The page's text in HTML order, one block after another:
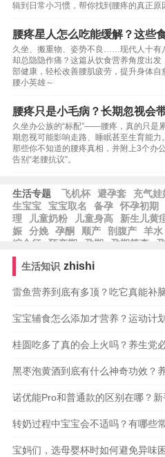
辑到日常小习惯，帮你找到腰疼的真正原
腰疼星人怎么吃能缓解？这些
久坐、搬重物、姿势不良……现代人十有
却总隐隐作痛？这篇从饮食营养角度出发
部健康，轻松改善腰肌疲劳，提升身体
腰小英雄～
腰疼只是小毛病？长期忽视会
久坐办公族的“标配”——腰疼，真的只是
期忽视可能影响走路、睡眠甚至生育能
那些你不知道的腰疼真相，并附上3个办
告别“老腰抗议”。
生活专题 飞机杯 避孕套 充气娃
生宝宝
宝宝取名 备孕 怀孕初期
理
儿童奶粉 儿童身高 新生儿黄
娠
分娩 孕酮 顺产 剖腹产 羊水
综合征
预产期 孕期 孕期筛查
期
生活知识 zhishi
雷鱼营养到底有多顶？吃它真能补
宝宝辅食怎么添加才营养？运动计
桂圆吃多了真的会上火吗？养生党
黑枣泡黄酒到底有什么神奇功效？
诺优能Pro和普通款的区别在哪？新
转奶过程中宝宝会不适吗？有哪些
宝妈们，选母婴杯时如何避免异味